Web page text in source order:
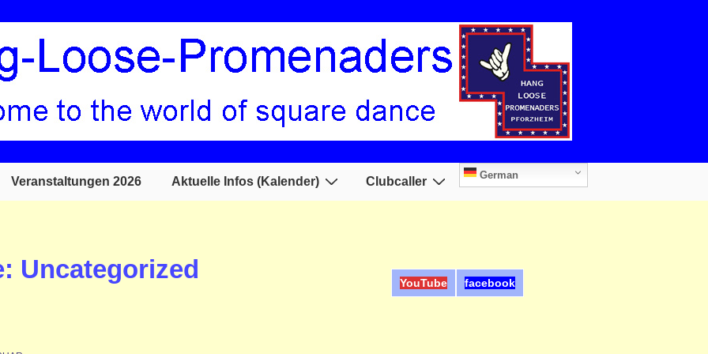
Veranstaltungen 2026 Aktuelle Infos (Kalender) Clubcaller German
Uncategorized YouTube facebook